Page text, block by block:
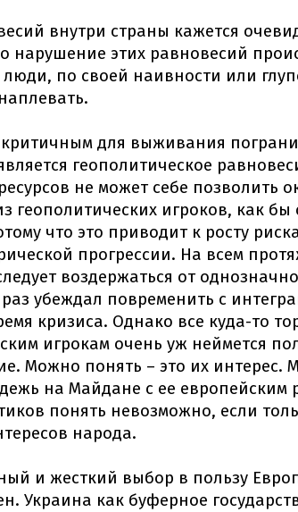
внутри страны кажется
нарушение этих равновесий
по своей наивности или
для выживания
геополитическое
не может себе позволить
геополитических игроков, как бы
что это приводит к росту
прогрессии. На всем
воздержаться от
убеждал повременить с
кризиса. Однако все куда-то
игрокам очень уж неймется
Можно понять – это их интерес.
на Майдане с ее европейским
понять невозможно, если
народа.
и жесткий выбор в пользу
Украина как буферное